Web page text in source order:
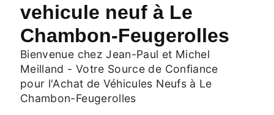
vehicule neuf à Le
Chambon-Feugerolles
Bienvenue chez Jean-Paul et Michel
Meilland - Votre Source de Confiance
pour l'Achat de Véhicules Neufs à Le
Chambon-Feugerolles